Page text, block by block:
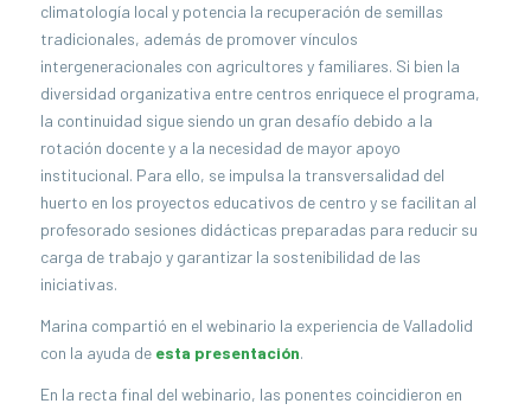
climatología local y potencia la recuperación de semillas
tradicionales, además de promover vínculos
intergeneracionales con agricultores y familiares. Si bien la
diversidad organizativa entre centros enriquece el programa,
la continuidad sigue siendo un gran desafío debido a la
rotación docente y a la necesidad de mayor apoyo
institucional. Para ello, se impulsa la transversalidad del
huerto en los proyectos educativos de centro y se facilitan al
profesorado sesiones didácticas preparadas para reducir su
carga de trabajo y garantizar la sostenibilidad de las
iniciativas.
Marina compartió en el webinario la experiencia de Valladolid
con la ayuda de esta presentación.
En la recta final del webinario, las ponentes coincidieron en